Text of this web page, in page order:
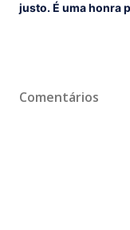
justo. É uma honra
Comentários